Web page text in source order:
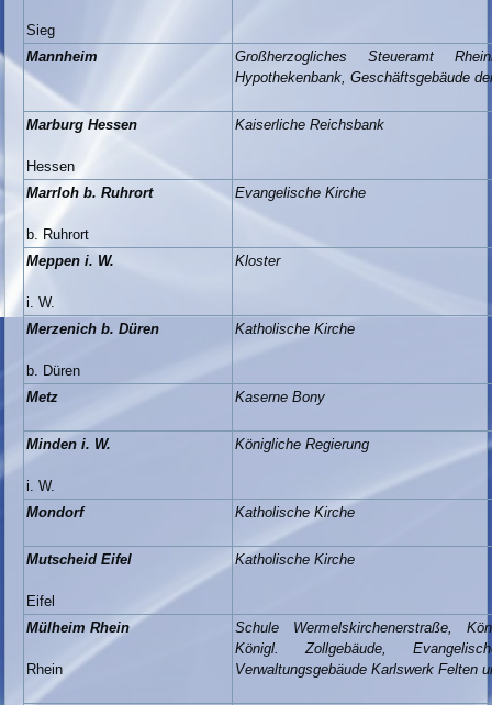
Sieg
Mannheim
Großherzogliches Steueramt
Hypothekenbank, Geschäftsgebäude
Marburg Hessen
Hessen
Kaiserliche Reichsbank
Marrloh b. Ruhrort
b. Ruhrort
Evangelische Kirche
Meppen i. W.
i. W.
Kloster
Merzenich b. Düren
b. Düren
Katholische Kirche
Metz Kaserne Bony
Minden i. W.
i. W.
Königliche Regierung
Mondorf Katholische Kirche
Mutscheid Eifel
Eifel
Katholische Kirche
Mülheim Rhein
Rhein
Schule Wermelskirchenerstraße,
Königl. Zollgebäude,
Verwaltungsgebäude Karlswerk Felten